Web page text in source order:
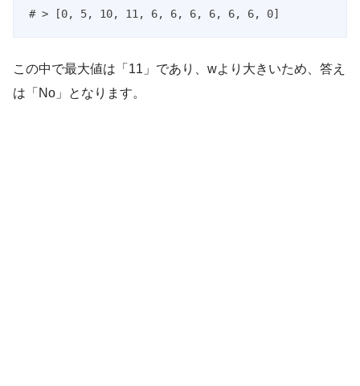
# > [0, 5, 10, 11, 6, 6, 6, 6, 6, 6, 0]
この中で最大値は「11」であり、wより大きいため、答え
は「No」となります。